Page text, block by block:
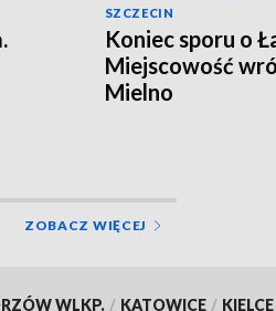
SZCZECIN
Koniec sporu o
Miejscowość
Mielno
ZOBACZ WIĘCEJ
WLKP. / KATOWICE / KIELCE